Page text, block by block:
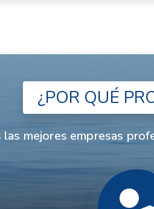
¿POR QUÉ
las mejores empresas